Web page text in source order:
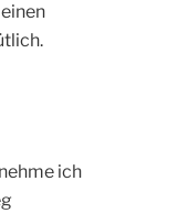
ich